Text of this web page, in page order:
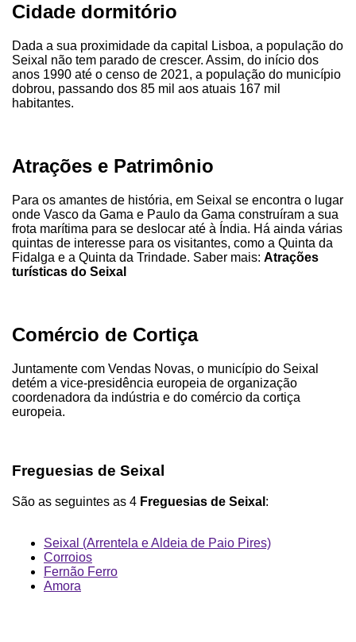
Cidade dormitório
Dada a sua proximidade da capital Lisboa, a população do
Seixal não tem parado de crescer. Assim, do início dos
anos 1990 até o censo de 2021, a população do município
dobrou, passando dos 85 mil aos atuais 167 mil
habitantes.
Atrações e Patrimônio
Para os amantes de história, em Seixal se encontra o lugar
onde Vasco da Gama e Paulo da Gama construíram a sua
frota marítima para se deslocar até à Índia. Há ainda várias
quintas de interesse para os visitantes, como a Quinta da
Fidalga e a Quinta da Trindade. Saber mais: Atrações
turísticas do Seixal
Comércio de Cortiça
Juntamente com Vendas Novas, o município do Seixal
detém a vice-presidência europeia de organização
coordenadora da indústria e do comércio da cortiça
europeia.
Freguesias de Seixal
São as seguintes as 4 Freguesias de Seixal :
Seixal (Arrentela e Aldeia de Paio Pires)
Corroios
Fernão Ferro
Amora